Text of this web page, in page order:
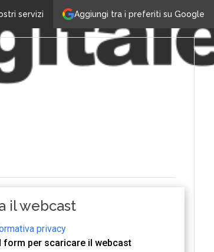
Aggiungi tra i preferiti su Google
servizi
il webcast
privacy
form per scaricare il webcast